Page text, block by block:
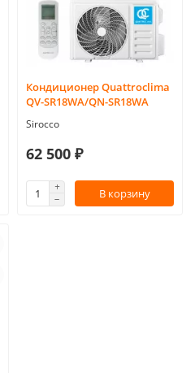
Кондиционер Quattroclima
QV-SR18WA/QN-SR18WA
Sirocco
62 500 ₽
В корзину